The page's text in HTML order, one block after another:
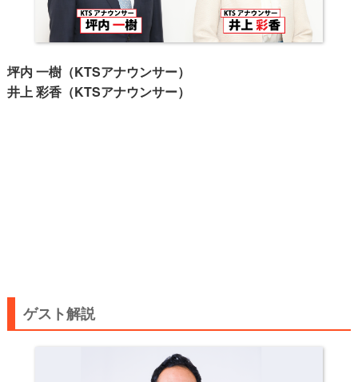
坪内 一樹（KTSアナウンサー）
井上 彩香（KTSアナウンサー）
ゲスト解説